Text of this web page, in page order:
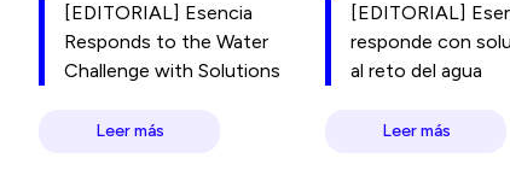
[EDITORIAL] Esencia
Responds to the Water
Challenge with Solutions
Leer más
[EDITORIAL]
responde con
al reto del agua
Leer más